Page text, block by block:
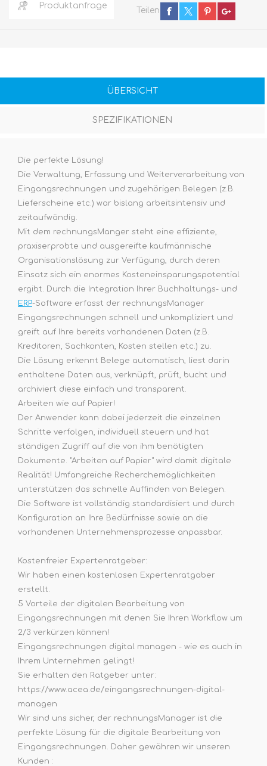
Produktanfrage
Teilen
ÜBERSICHT
SPEZIFIKATIONEN
Die perfekte Lösung!
Die Verwaltung, Erfassung und Weiterverarbeitung von
Eingangsrechnungen und zugehörigen Belegen (z.B.
Lieferscheine etc.) war bislang arbeitsintensiv und
zeitaufwändig.
Mit dem rechnungsManger steht eine effiziente,
praxiserprobte und ausgereifte kaufmännische
Organisationslösung zur Verfügung, durch deren
Einsatz sich ein enormes Kosteneinsparungspotential
ergibt. Durch die Integration Ihrer Buchhaltungs- und
ERP-Software erfasst der rechnungsManager
Eingangsrechnungen schnell und unkompliziert und
greift auf Ihre bereits vorhandenen Daten (z.B.
Kreditoren, Sachkonten, Kosten stellen etc.) zu.
Die Lösung erkennt Belege automatisch, liest darin
enthaltene Daten aus, verknüpft, prüft, bucht und
archiviert diese einfach und transparent.
Arbeiten wie auf Papier!
Der Anwender kann dabei jederzeit die einzelnen
Schritte verfolgen, individuell steuern und hat
ständigen Zugriff auf die von ihm benötigten
Dokumente. "Arbeiten auf Papier" wird damit digitale
Realität! Umfangreiche Recherchemöglichkeiten
unterstützen das schnelle Auffinden von Belegen.
Die Software ist vollständig standardisiert und durch
Konfiguration an Ihre Bedürfnisse sowie an die
vorhandenen Unternehmensprozesse anpassbar.
Kostenfreier Expertenratgeber:
Wir haben einen kostenlosen Expertenratgaber
erstellt.
5 Vorteile der digitalen Bearbeitung von
Eingangsrechnungen mit denen Sie Ihren Workflow um
2/3 verkürzen können!
Eingangsrechnungen digital managen - wie es auch in
Ihrem Unternehmen gelingt!
Sie erhalten den Ratgeber unter:
https://www.acea.de/eingangsrechnungen-digital-
managen
Wir sind uns sicher, der rechnungsManager ist die
perfekte Lösung für die digitale Bearbeitung von
Eingangsrechnungen. Daher gewähren wir unseren
Kunden :